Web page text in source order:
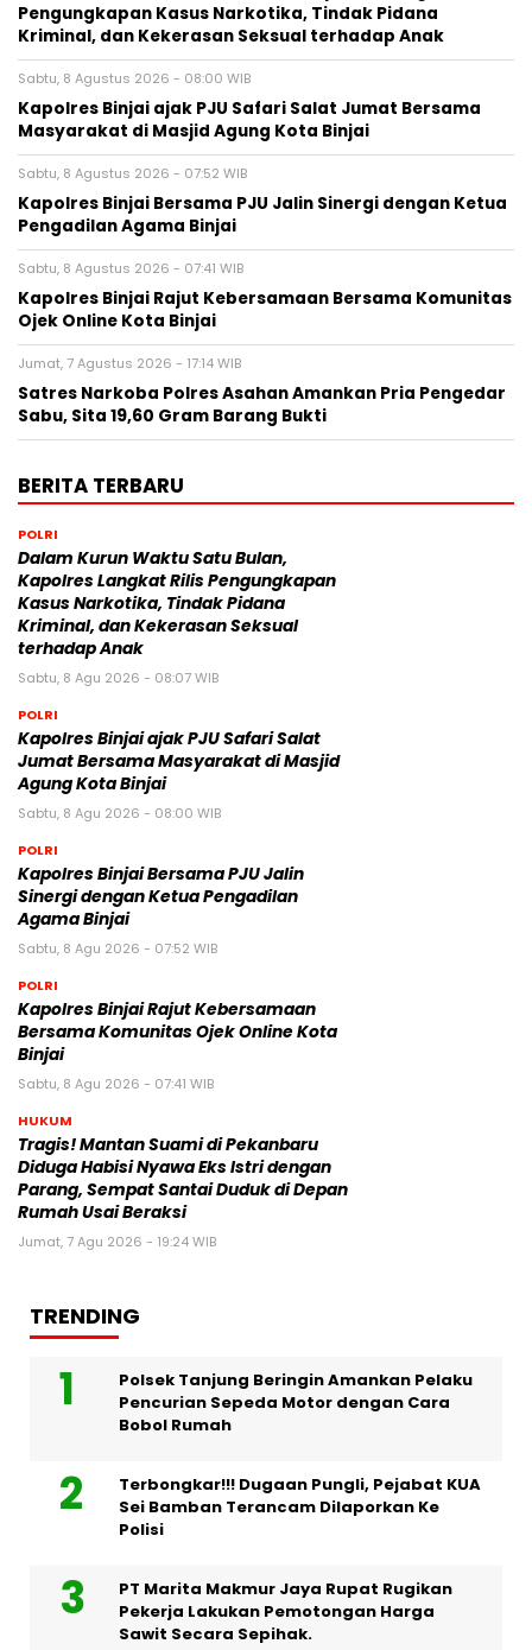
Pengungkapan Kasus Narkotika, Tindak Pidana
Kriminal, dan Kekerasan Seksual terhadap Anak
Sabtu, 8 Agustus 2026 - 08:00 WIB
Kapolres Binjai ajak PJU Safari Salat Jumat Bersama
Masyarakat di Masjid Agung Kota Binjai
Sabtu, 8 Agustus 2026 - 07:52 WIB
Kapolres Binjai Bersama PJU Jalin Sinergi dengan Ketua
Pengadilan Agama Binjai
Sabtu, 8 Agustus 2026 - 07:41 WIB
Kapolres Binjai Rajut Kebersamaan Bersama Komunitas
Ojek Online Kota Binjai
Jumat, 7 Agustus 2026 - 17:14 WIB
Satres Narkoba Polres Asahan Amankan Pria Pengedar
Sabu, Sita 19,60 Gram Barang Bukti
BERITA TERBARU
POLRI
Dalam Kurun Waktu Satu Bulan,
Kapolres Langkat Rilis Pengungkapan
Kasus Narkotika, Tindak Pidana
Kriminal, dan Kekerasan Seksual
terhadap Anak
Sabtu, 8 Agu 2026 - 08:07 WIB
POLRI
Kapolres Binjai ajak PJU Safari Salat
Jumat Bersama Masyarakat di Masjid
Agung Kota Binjai
Sabtu, 8 Agu 2026 - 08:00 WIB
POLRI
Kapolres Binjai Bersama PJU Jalin
Sinergi dengan Ketua Pengadilan
Agama Binjai
Sabtu, 8 Agu 2026 - 07:52 WIB
POLRI
Kapolres Binjai Rajut Kebersamaan
Bersama Komunitas Ojek Online Kota
Binjai
Sabtu, 8 Agu 2026 - 07:41 WIB
HUKUM
Tragis! Mantan Suami di Pekanbaru
Diduga Habisi Nyawa Eks Istri dengan
Parang, Sempat Santai Duduk di Depan
Rumah Usai Beraksi
Jumat, 7 Agu 2026 - 19:24 WIB
TRENDING
Polsek Tanjung Beringin Amankan Pelaku
Pencurian Sepeda Motor dengan Cara
Bobol Rumah
Terbongkar!!! Dugaan Pungli, Pejabat KUA
Sei Bamban Terancam Dilaporkan Ke
Polisi
PT Marita Makmur Jaya Rupat Rugikan
Pekerja Lakukan Pemotongan Harga
Sawit Secara Sepihak.